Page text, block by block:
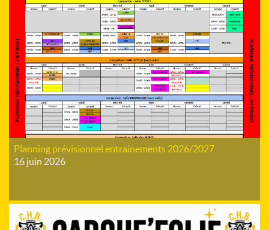
Planning prévisionnel entrainements 2026/2027
16 juin 2026